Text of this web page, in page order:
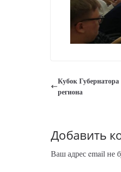
Кубок
региона
Добавить
Ваш адрес email не